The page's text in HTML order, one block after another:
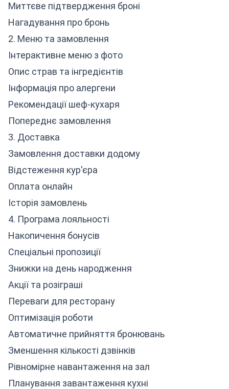
Миттєве підтвердження броні
Нагадування про бронь
2. Меню та замовлення
Інтерактивне меню з фото
Опис страв та інгредієнтів
Інформація про алергени
Рекомендації шеф-кухаря
Попереднє замовлення
3. Доставка
Замовлення доставки додому
Відстеження кур'єра
Оплата онлайн
Історія замовлень
4. Програма лояльності
Накопичення бонусів
Спеціальні пропозиції
Знижки на день народження
Акції та розіграші
Переваги для ресторану
Оптимізація роботи
Автоматичне прийняття бронювань
Зменшення кількості дзвінків
Рівномірне навантаження на зал
Планування завантаження кухні